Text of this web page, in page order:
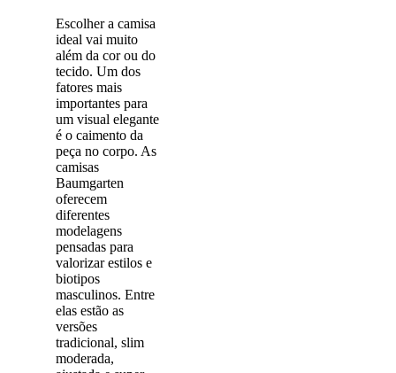
Escolher a camisa
ideal vai muito
além da cor ou do
tecido. Um dos
fatores mais
importantes para
um visual elegante
é o caimento da
peça no corpo. As
camisas
Baumgarten
oferecem
diferentes
modelagens
pensadas para
valorizar estilos e
biotipos
masculinos. Entre
elas estão as
versões
tradicional, slim
moderada,